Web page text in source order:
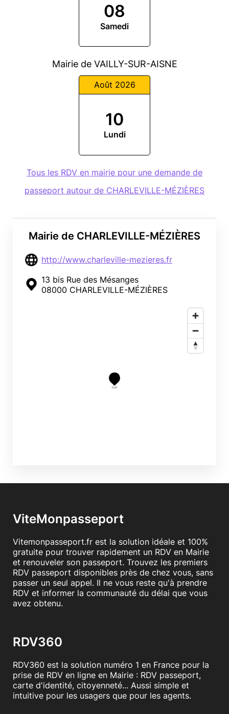
Mairie de CHARLEVILLE-MÉZIÈRES
http://www.charleville-mezieres.fr
13 bis Rue des Mésanges
08000 CHARLEVILLE-MÉZIÈRES
08
Samedi
Mairie de VAILLY-SUR-AISNE
Août 2026
10
Lundi
Tous les RDV en mairie pour une demande de
passeport autour de CHARLEVILLE-MÉZIÈRES
ViteMonpasseport
Vitemonpasseport.fr est la solution idéale et 100%
gratuite pour trouver rapidement un RDV en Mairie
et renouveler son passeport. Trouvez les premiers
RDV passeport disponibles près de chez vous, sans
passer un seul appel. Il ne vous reste qu'à prendre
RDV et informer la communauté du délai que vous
avez obtenu.
RDV360
RDV360 est la solution numéro 1 en France pour la
prise de RDV en ligne en Mairie : RDV passeport,
carte d'identité, citoyenneté... Aussi simple et
intuitive pour les usagers que pour les agents.